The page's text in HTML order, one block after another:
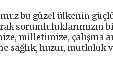
bu güzel ülkenin
sorumluluklarımızın
milletimize, çalışma
sağlık, huzur,